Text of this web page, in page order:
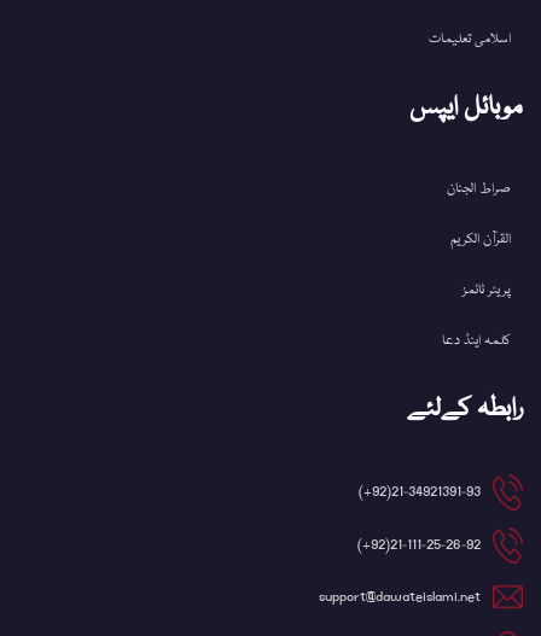
اسلامی تعلیمات
موبائل ایپس
صراط الجنان
القرآن الکریم
پریئر ٹائمز
کلمہ اینڈ دعا
رابطہ کےلئے
21-34921391-93(92+)
21-111-25-26-92(92+)
support@dawateislami.net